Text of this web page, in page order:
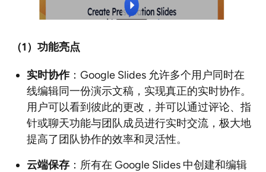
（1）功能亮点
实时协作：Google Slides 允许多个用户同时在
线编辑同一份演示文稿，实现真正的实时协作。
用户可以看到彼此的更改，并可以通过评论、指
针或聊天功能与团队成员进行实时交流，极大地
提高了团队协作的效率和灵活性。
云端保存：所有在 Google Slides 中创建和编辑